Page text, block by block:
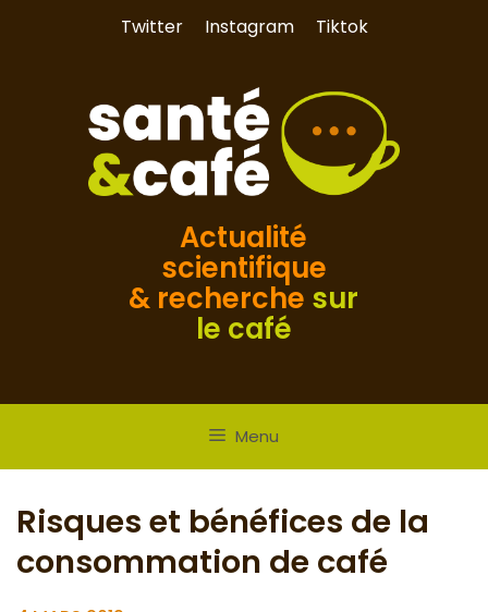
Twitter Instagram Tiktok
Actualité
scientifique
& recherche sur
le café
Menu
Risques et bénéfices de la
consommation de café